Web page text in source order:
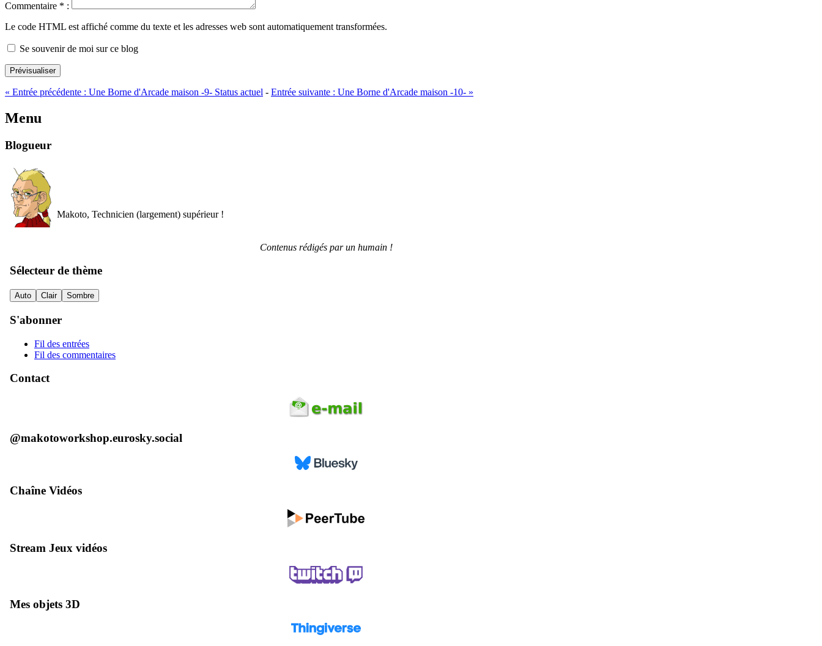
Commentaire * :
Le code HTML est affiché comme du texte et les adresses web sont automatiquement transformées.
Se souvenir de moi sur ce blog
Prévisualiser
« Entrée précédente : Une Borne d'Arcade maison -9- Status actuel - Entrée suivante : Une Borne d'Arcade maison -10- »
Menu
Blogueur
Makoto, Technicien (largement) supérieur !
Contenus rédigés par un humain !
Sélecteur de thème
Auto Clair Sombre
S'abonner
Fil des entrées
Fil des commentaires
Contact
@makotoworkshop.eurosky.social
Chaîne Vidéos
Stream Jeux vidéos
Mes objets 3D